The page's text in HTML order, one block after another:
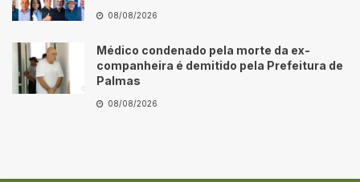
08/08/2026
Médico condenado pela morte da ex-
companheira é demitido pela Prefeitura de
Palmas
08/08/2026